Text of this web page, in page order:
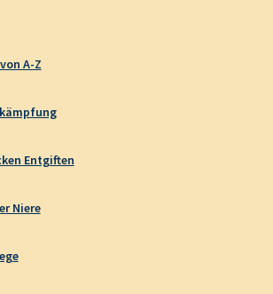
A-Z
Entgiften
Niere